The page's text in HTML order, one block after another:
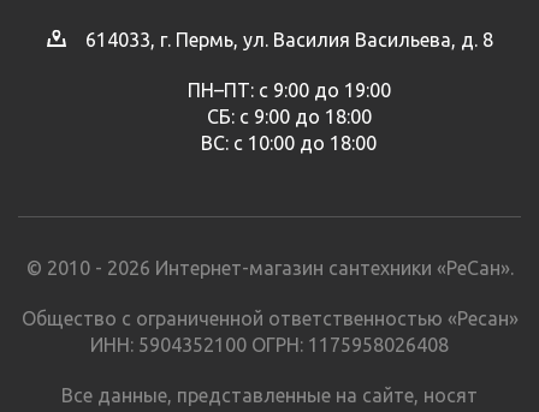
614033, г. Пермь, ул. Василия Васильева, д. 8
ПН–ПТ: с 9:00 до 19:00
СБ: с 9:00 до 18:00
ВС: с 10:00 до 18:00
© 2010 - 2026 Интернет-магазин сантехники «РеСан».
Общество с ограниченной ответственностью «Ресан»
ИНН: 5904352100 ОГРН: 1175958026408
Все данные, представленные на сайте, носят